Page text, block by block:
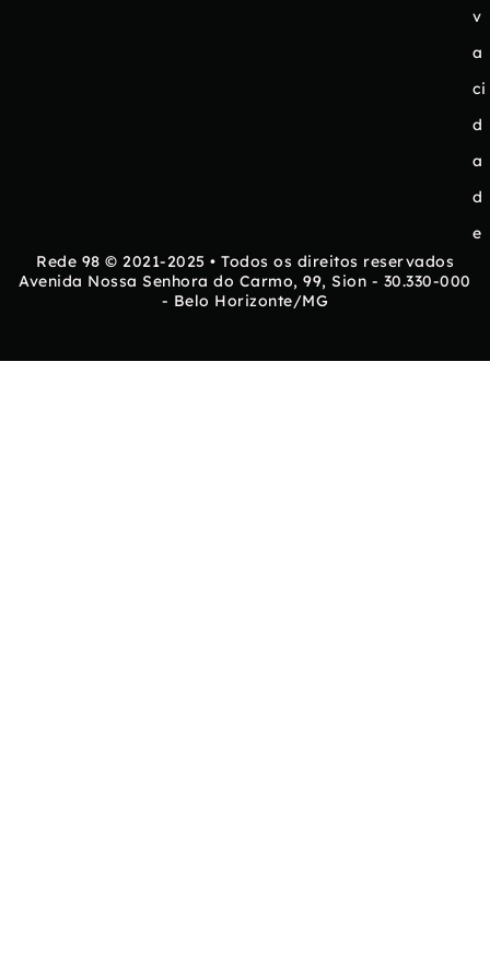
v
a
ci
d
a
d
e
Rede 98 © 2021-2025 • Todos os direitos reservados
Avenida Nossa Senhora do Carmo, 99, Sion - 30.330-000
- Belo Horizonte/MG